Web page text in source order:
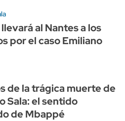
al Nantes a los
por el caso Emiliano
de la trágica muerte de
Sala: el sentido
de Mbappé